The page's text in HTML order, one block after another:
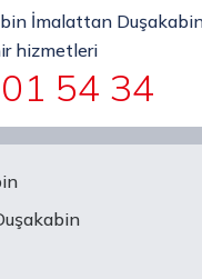
İmalattan
hizmetleri
54 34